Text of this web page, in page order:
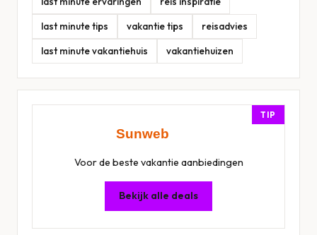
last minute tips
vakantie tips
reisadvies
last minute vakantiehuis
vakantiehuizen
TIP
Voor de beste vakantie aanbiedingen
Bekijk alle deals